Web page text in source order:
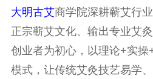
大明古艾商学院深耕蕲艾行
正宗蕲艾文化、输出专业艾
创业者为初心，以理论+实
模式，让传统艾灸技艺易学